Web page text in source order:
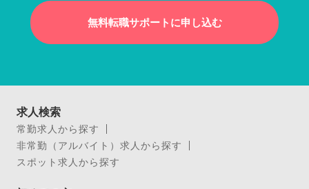
無料転職サポートに申し込む
求人検索
常勤求人から探す
非常勤（アルバイト）求人から探す
スポット求人から探す